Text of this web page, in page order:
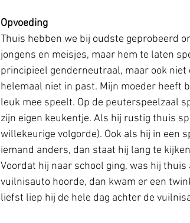
Opvoeding
Thuis hebben we bij oudste geprobeerd
jongens en meisjes, maar hem te laten
principieel genderneutraal, maar ook
helemaal niet in past. Mijn moeder heeft
leuk mee speelt. Op de peuterspeelzaal
zijn eigen keukentje. Als hij rustig thuis
willekeurige volgorde). Ook als hij in een
iemand anders, dan staat hij lang te
Voordat hij naar school ging, was hij
vuilnisauto hoorde, dan kwam er een
liefst liep hij de hele dag achter de